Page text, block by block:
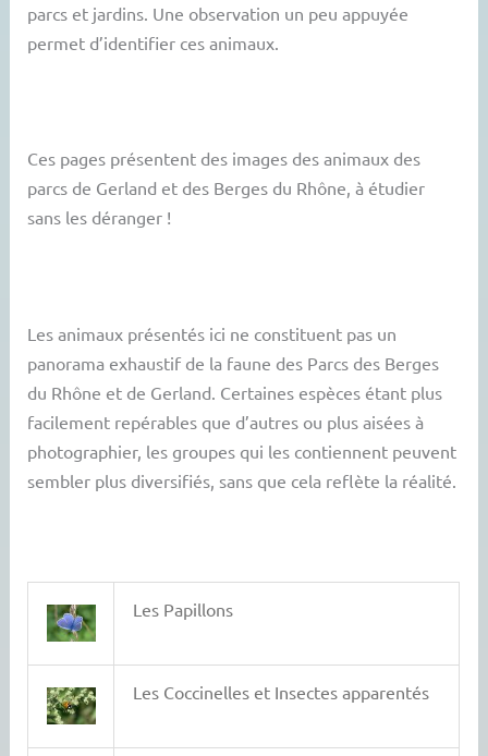
parcs et jardins. Une observation un peu appuyée
permet d’identifier ces animaux.
Ces pages présentent des images des animaux des
parcs de Gerland et des Berges du Rhône, à étudier
sans les déranger !
Les animaux présentés ici ne constituent pas un
panorama exhaustif de la faune des Parcs des Berges
du Rhône et de Gerland. Certaines espèces étant plus
facilement repérables que d’autres ou plus aisées à
photographier, les groupes qui les contiennent peuvent
sembler plus diversifiés, sans que cela reflète la réalité.
Les Papillons
Les Coccinelles et Insectes apparentés